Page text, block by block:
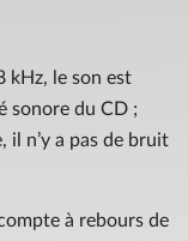
kHz, le son est
sonore du CD ;
il n’y a pas de bruit
à rebours de